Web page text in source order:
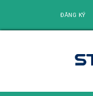
ĐĂNG KÝ